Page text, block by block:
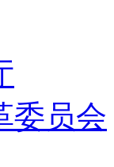
委员会